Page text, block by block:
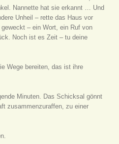
Nannette hat sie erkannt … Und
Unheil – rette das Haus vor
– ein Wort, ein Ruf von
Noch ist es Zeit – tu deine
Wege bereiten, das ist ihre
Minuten. Das Schicksal gönnt
zusammenzuraffen, zu einer